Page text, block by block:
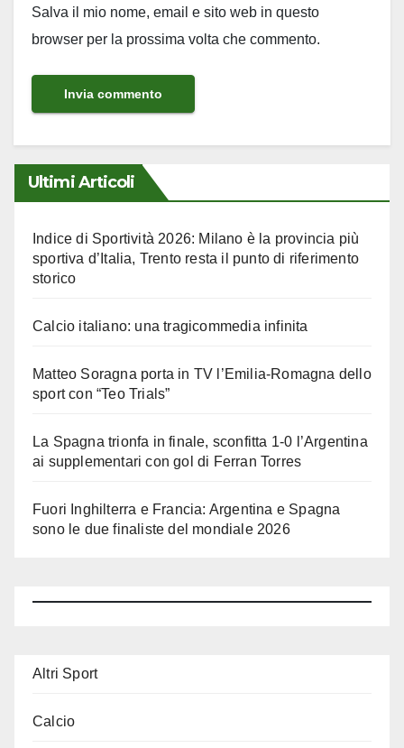
Salva il mio nome, email e sito web in questo
browser per la prossima volta che commento.
Ultimi Articoli
Indice di Sportività 2026: Milano è la provincia più
sportiva d’Italia, Trento resta il punto di riferimento
storico
Calcio italiano: una tragicommedia infinita
Matteo Soragna porta in TV l’Emilia-Romagna dello
sport con “Teo Trials”
La Spagna trionfa in finale, sconfitta 1-0 l’Argentina
ai supplementari con gol di Ferran Torres
Fuori Inghilterra e Francia: Argentina e Spagna
sono le due finaliste del mondiale 2026
Altri Sport
Calcio